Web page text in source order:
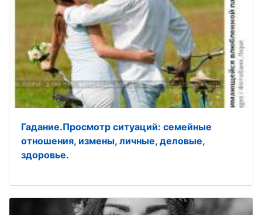
Гадание.Просмотр ситуаций: семейные
отношения, измены, личные, деловые,
здоровье.